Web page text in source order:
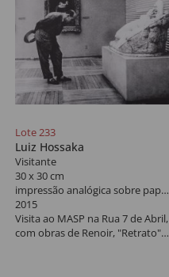
Lote 233
Luiz Hossaka
Visitante
30 x 30 cm
impressão analógica sobre papel algodão
2015
Visita ao MASP na Rua 7 de Abril,
com obras de Renoir, "Retrato"